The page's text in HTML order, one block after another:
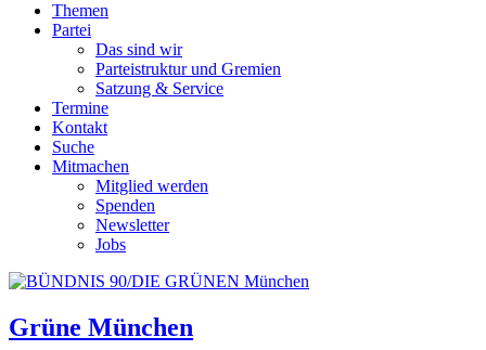
Themen
Partei
Das sind wir
Parteistruktur und Gremien
Satzung & Service
Termine
Kontakt
Suche
Mitmachen
Mitglied werden
Spenden
Newsletter
Jobs
Grüne München